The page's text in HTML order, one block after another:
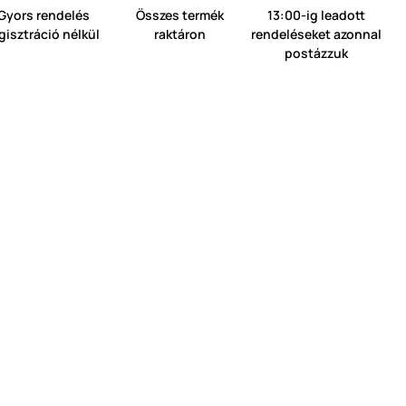
rendelés
nélkül
Összes termék
raktáron
13:00-ig leadott
rendeléseket azonnal
postázzuk